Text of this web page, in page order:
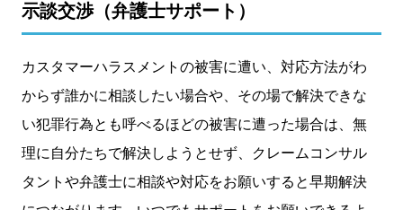
示談交渉（弁護士サポート）
カスタマーハラスメントの被害に遭い、対応方法がわ
からず誰かに相談したい場合や、その場で解決できな
い犯罪行為とも呼べるほどの被害に遭った場合は、無
理に自分たちで解決しようとせず、クレームコンサル
タントや弁護士に相談や対応をお願いすると早期解決